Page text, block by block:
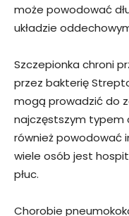
może powodować
układzie
Szczepionka chroni
przez bakterię
mogą prowadzić do
najczęstszym typem
również powodować
wiele osób jest
płuc.
Chorobie